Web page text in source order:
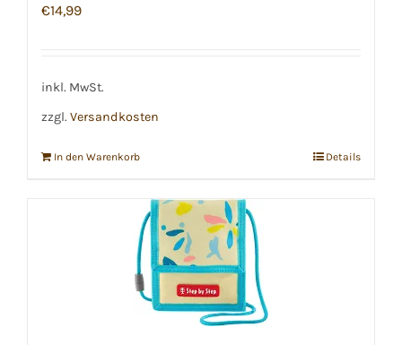
€14,99
inkl. MwSt.
zzgl. Versandkosten
In den Warenkorb Details